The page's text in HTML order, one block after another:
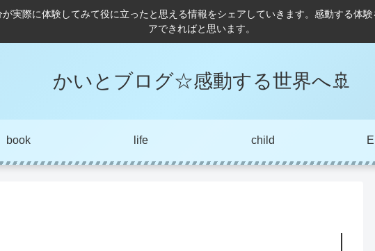
実際に体験してみて役に立ったと思える情報をシェアしていきます。感動する体
アできればと思います。
かいとブログ☆感動する世界へ🚢
book life child